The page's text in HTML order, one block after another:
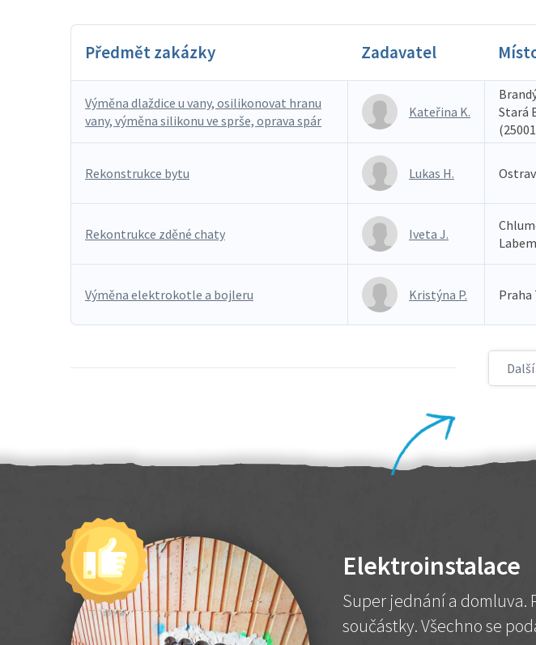
Předmět zakázky Zadavatel
Výměna dlaždice u vany, osilikonovat hranu
vany, výměna silikonu ve sprše, oprava spár
Kateřina K.
Stará
Rekonstrukce bytu Lukas H.
Rekontrukce zděné chaty Iveta J.
Výměna elektrokotle a bojleru Kristýna P. Praha
Elektroinstalace
Super jednání a
součástky. Všechno se